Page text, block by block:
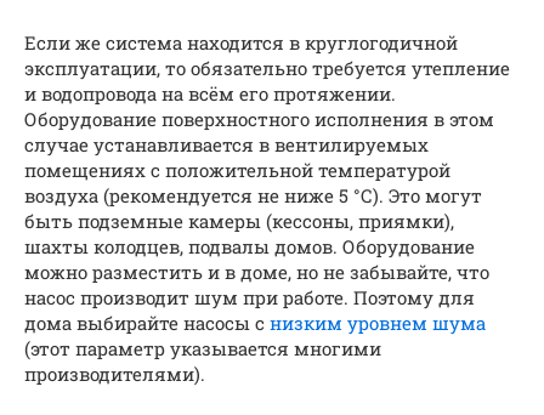
Если же система находится в круглогодичной
эксплуатации, то обязательно требуется утепление
и водопровода на всём его протяжении.
Оборудование поверхностного исполнения в этом
случае устанавливается в вентилируемых
помещениях с положительной температурой
воздуха (рекомендуется не ниже 5 °С). Это могут
быть подземные камеры (кессоны, приямки),
шахты колодцев, подвалы домов. Оборудование
можно разместить и в доме, но не забывайте, что
насос производит шум при работе. Поэтому для
дома выбирайте насосы с низким уровнем шума
(этот параметр указывается многими
производителями).